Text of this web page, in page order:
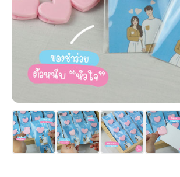
ซองเปล่า
Wax Seal Sticker | สติกเกอร์ตราครั่งปิดซอง
การ์ดแต่งงานออนไลน์
รีวิว
เกี่ยวกับเรา